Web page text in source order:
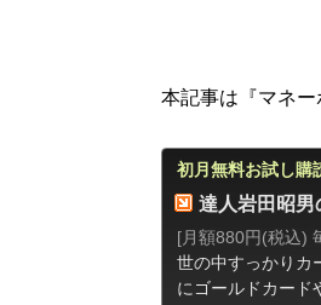
本記事は『マネー
初月無料お試し購
達人岩田昭男
[月額880円(税込)
世の中すっかりカ
にゴールドカード